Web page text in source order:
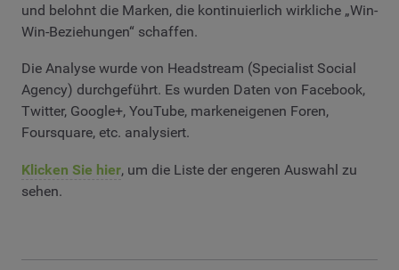
und belohnt die Marken, die kontinuierlich wirkliche „Win-
Win-Beziehungen“ schaffen.
Die Analyse wurde von Headstream (Specialist Social
Agency) durchgeführt. Es wurden Daten von Facebook,
Twitter, Google+, YouTube, markeneigenen Foren,
Foursquare, etc. analysiert.
Klicken Sie hier, um die Liste der engeren Auswahl zu
sehen.